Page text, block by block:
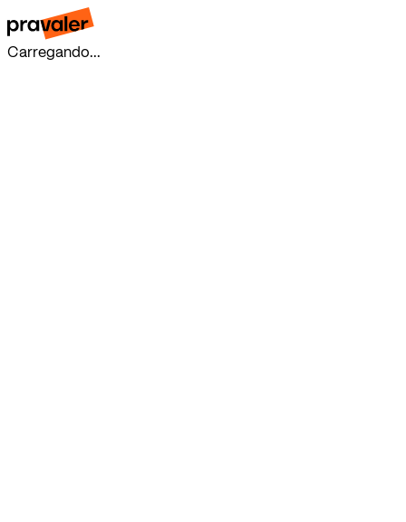
Carregando...